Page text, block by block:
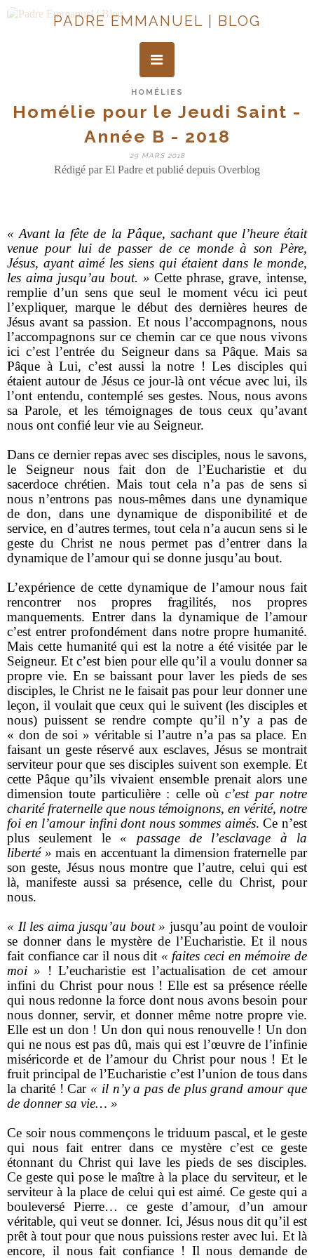
PADRE EMMANUEL | BLOG
HOMÉLIES
Homélie pour le Jeudi Saint -
Année B - 2018
29 MARS 2018
Rédigé par El Padre et publié depuis Overblog
« Avant la fête de la Pâque, sachant que l’heure était
venue pour lui de passer de ce monde à son Père,
Jésus, ayant aimé les siens qui étaient dans le monde,
les aima jusqu’au bout. » Cette phrase, grave, intense,
remplie d’un sens que seul le moment vécu ici peut
l’expliquer, marque le début des dernières heures de
Jésus avant sa passion. Et nous l’accompagnons, nous
l’accompagnons sur ce chemin car ce que nous vivons
ici c’est l’entrée du Seigneur dans sa Pâque. Mais sa
Pâque à Lui, c’est aussi la notre ! Les disciples qui
étaient autour de Jésus ce jour-là ont vécue avec lui, ils
l’ont entendu, contemplé ses gestes. Nous, nous avons
sa Parole, et les témoignages de tous ceux qu’avant
nous ont confié leur vie au Seigneur.
Dans ce dernier repas avec ses disciples, nous le savons,
le Seigneur nous fait don de l’Eucharistie et du
sacerdoce chrétien. Mais tout cela n’a pas de sens si
nous n’entrons pas nous-mêmes dans une dynamique
de don, dans une dynamique de disponibilité et de
service, en d’autres termes, tout cela n’a aucun sens si le
geste du Christ ne nous permet pas d’entrer dans la
dynamique de l’amour qui se donne jusqu’au bout.
L’expérience de cette dynamique de l’amour nous fait
rencontrer nos propres fragilités, nos propres
manquements. Entrer dans la dynamique de l’amour
c’est entrer profondément dans notre propre humanité.
Mais cette humanité qui est la notre a été visitée par le
Seigneur. Et c’est bien pour elle qu’il a voulu donner sa
propre vie. En se baissant pour laver les pieds de ses
disciples, le Christ ne le faisait pas pour leur donner une
leçon, il voulait que ceux qui le suivent (les disciples et
nous) puissent se rendre compte qu’il n’y a pas de
« don de soi » véritable si l’autre n’a pas sa place. En
faisant un geste réservé aux esclaves, Jésus se montrait
serviteur pour que ses disciples suivent son exemple. Et
cette Pâque qu’ils vivaient ensemble prenait alors une
dimension toute particulière : celle oùc’est par notre
charité fraternelle que nous témoignons, en vérité, notre
foi en l’amour infini dont nous sommes aimés. Ce n’est
plus seulement le « passage de l’esclavage à la
liberté » mais en accentuant la dimension fraternelle par
son geste, Jésus nous montre que l’autre, celui qui est
là, manifeste aussi sa présence, celle du Christ, pour
nous.
« Il les aima jusqu’au bout » jusqu’au point de vouloir
se donner dans le mystère de l’Eucharistie. Et il nous
fait confiance car il nous dit « faites ceci en mémoire de
moi » ! L’eucharistie est l’actualisation de cet amour
infini du Christ pour nous ! Elle est sa présence réelle
qui nous redonne la force dont nous avons besoin pour
nous donner, servir, et donner même notre propre vie.
Elle est un don ! Un don qui nous renouvelle ! Un don
qui ne nous est pas dû, mais qui est l’œuvre de l’infinie
miséricorde et de l’amour du Christ pour nous ! Et le
fruit principal de l’Eucharistie c’est l’union de tous dans
la charité ! Car « il n’y a pas de plus grand amour que
de donner sa vie… »
Ce soir nous commençons le triduum pascal, et le geste
qui nous fait entrer dans ce mystère c’est ce geste
étonnant du Christ qui lave les pieds de ses disciples.
Ce geste qui pose le maître à la place du serviteur, et le
serviteur à la place de celui qui est aimé. Ce geste qui a
bouleversé Pierre… ce geste d’amour, d’un amour
véritable, qui veut se donner. Ici, Jésus nous dit qu’il est
prêt à tout pour que nous puissions rester avec lui. Et là
encore, il nous fait confiance ! Il nous demande de